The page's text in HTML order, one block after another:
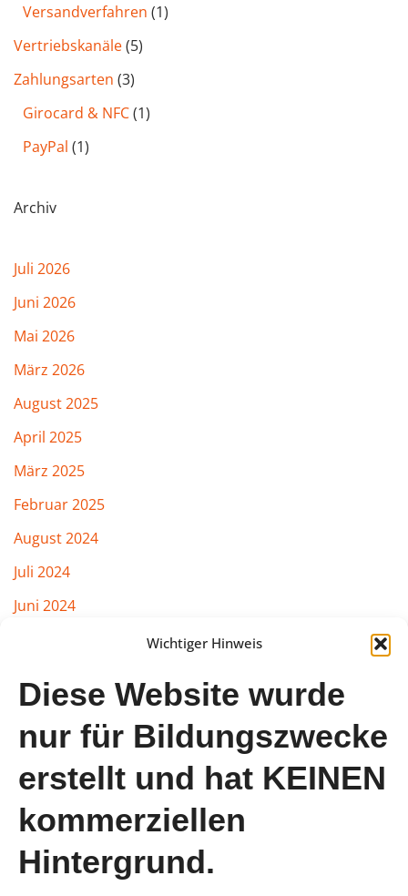
Wichtiger Hinweis
Diese Website wurde
nur für Bildungszwecke
erstellt und hat KEINEN
kommerziellen
Hintergrund.
Versandverfahren (1)
Vertriebskanäle(5)
Zahlungsarten (3)
Girocard & NFC(1)
PayPal (1)
Archiv
Juli 2026
Juni 2026
Mai 2026
März 2026
August 2025
April 2025
März 2025
Februar 2025
August 2024
Juli 2024
Juni 2024
Januar 2024
August 2023
Juli 2023
Juni 2023
April 2023